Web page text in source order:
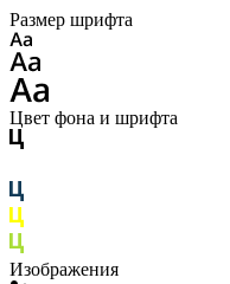
Размер шрифта
Цвет фона и шрифта
Изображения